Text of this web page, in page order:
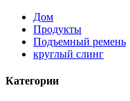
Дом
Продукты
Подъемный ремень
круглый слинг
Категории